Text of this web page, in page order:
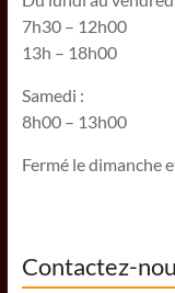
7h30 – 12h00
13h – 18h00
Samedi :
8h00 – 13h00
Fermé le dimanche
Contactez-